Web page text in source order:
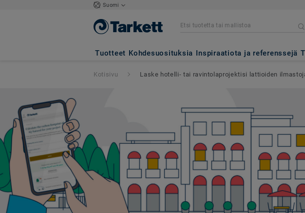
Suomi
Tuotteet Kohdesuosituksia Inspiraatiota ja referenssejä
Kotisivu Laske hotelli- tai ravintolaprojektisi lattioiden